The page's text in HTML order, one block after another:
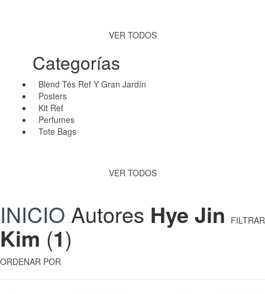
VER TODOS
Categorías
Blend Tés Ref Y Gran Jardín
Posters
Kit Ref
Perfumes
Tote Bags
VER TODOS
FILTRAR
INICIO Autores Hye Jin
Kim (1)
ORDENAR POR